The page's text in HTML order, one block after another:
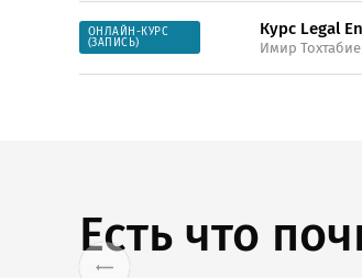
ОНЛАЙН-КУРС
(ЗАПИСЬ)
Курс Legal
Имир
Есть что